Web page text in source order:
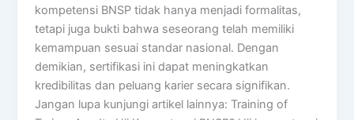
kompetensi BNSP tidak hanya menjadi formalitas,
tetapi juga bukti bahwa seseorang telah memiliki
kemampuan sesuai standar nasional. Dengan
demikian, sertifikasi ini dapat meningkatkan
kredibilitas dan peluang karier secara signifikan.
Jangan lupa kunjungi artikel lainnya: Training of